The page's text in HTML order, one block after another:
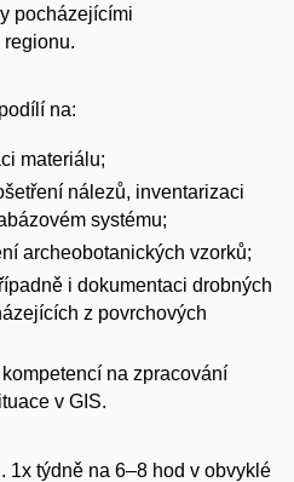
pocházejícími
na:
materiálu;
nálezů, inventarizaci
systému;
archeobotanických vzorků;
i dokumentaci drobných
z povrchových
na zpracování
v GIS.
1x týdně na 6–8 hod v obvyklé